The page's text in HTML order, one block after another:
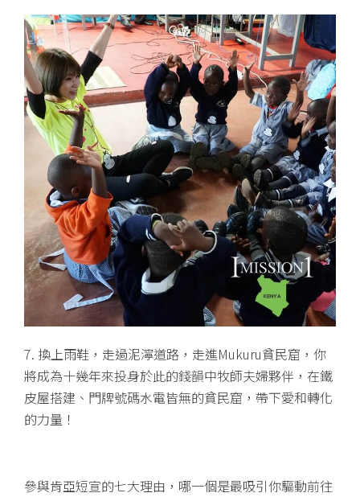
7. 換上雨鞋，走過泥濘道路，走進Mukuru貧民窟，你
將成為十幾年來投身於此的錢韻中牧師夫婦夥伴，在鐵
皮屋搭建、門牌號碼水電皆無的貧民窟，帶下愛和轉化
的力量！
參與肯亞短宣的七大理由，哪一個是最吸引你驅動前往